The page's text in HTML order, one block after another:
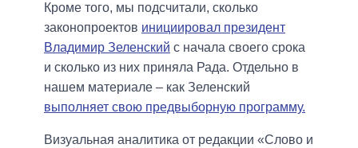
Кроме того, мы подсчитали, сколько
законопроектов инициировал президент
Владимир Зеленский с начала своего срока
и сколько из них приняла Рада. Отдельно в
нашем материале – как Зеленский
выполняет свою предвыборную программу.
Визуальная аналитика от редакции «Слово и